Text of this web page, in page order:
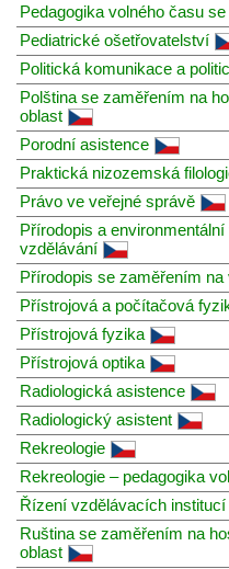
Pedagogika volného času
Pediatrické ošetřovatelství
Politická komunikace a
Polština se zaměřením na
oblast
Porodní asistence
Praktická nizozemská
Právo ve veřejné správě
Přírodopis a
vzdělávání
Přírodopis se zaměřením na
Přístrojová a počítačová
Přístrojová fyzika
Přístrojová optika
Radiologická asistence
Radiologický asistent
Rekreologie
Rekreologie – pedagogika
Řízení vzdělávacích institucí
Ruština se zaměřením na
oblast